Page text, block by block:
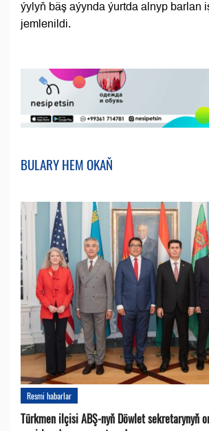
ýylyň bäş aýynda ýurtda alnyp barlan
jemlenildi.
BULARY HEM OKAŇ
Resmi habarlar
Türkmen ilçisi ABŞ-nyň Döwlet sekretarynyň